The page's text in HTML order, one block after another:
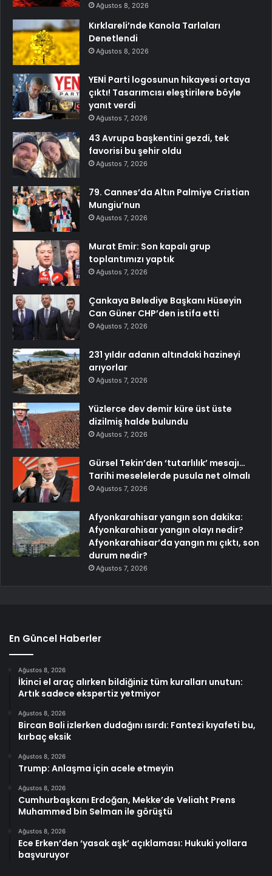
Ağustos 8, 2026
Kırklareli’nde Kanola Tarlaları
Denetlendi
Ağustos 8, 2026
YENİ Parti logosunun hikayesi ortaya
çıktı! Tasarımcısı eleştirilere böyle
yanıt verdi
Ağustos 7, 2026
43 Avrupa başkentini gezdi, tek
favorisi bu şehir oldu
Ağustos 7, 2026
79. Cannes’da Altın Palmiye Cristian
Mungiu’nun
Ağustos 7, 2026
Murat Emir: Son kapalı grup
toplantımızı yaptık
Ağustos 7, 2026
Çankaya Belediye Başkanı Hüseyin
Can Güner CHP’den istifa etti
Ağustos 7, 2026
231 yıldır adanın altındaki hazineyi
arıyorlar
Ağustos 7, 2026
Yüzlerce dev demir küre üst üste
dizilmiş halde bulundu
Ağustos 7, 2026
Gürsel Tekin’den ‘tutarlılık’ mesajı…
Tarihi meselelerde pusula net olmalı
Ağustos 7, 2026
Afyonkarahisar yangın son dakika:
Afyonkarahisar yangın olayı nedir?
Afyonkarahisar’da yangın mı çıktı, son
durum nedir?
Ağustos 7, 2026
En Güncel Haberler
Ağustos 8, 2026
İkinci el araç alırken bildiğiniz tüm kuralları unutun:
Artık sadece ekspertiz yetmiyor
Ağustos 8, 2026
Bircan Bali izlerken dudağını ısırdı: Fantezi kıyafeti bu,
kırbaç eksik
Ağustos 8, 2026
Trump: Anlaşma için acele etmeyin
Ağustos 8, 2026
Cumhurbaşkanı Erdoğan, Mekke’de Veliaht Prens
Muhammed bin Selman ile görüştü
Ağustos 8, 2026
Ece Erken’den ‘yasak aşk’ açıklaması: Hukuki yollara
başvuruyor